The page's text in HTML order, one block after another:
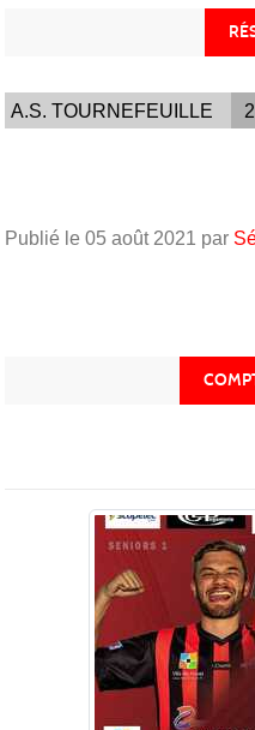
A.S. TOURNEFEUILLE 2
Publié le 05 août 2021 par